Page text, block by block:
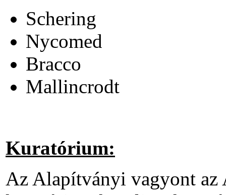
Schering
Nycomed
Bracco
Mallincrodt
Kuratórium:
Az Alapítványi vagyont az